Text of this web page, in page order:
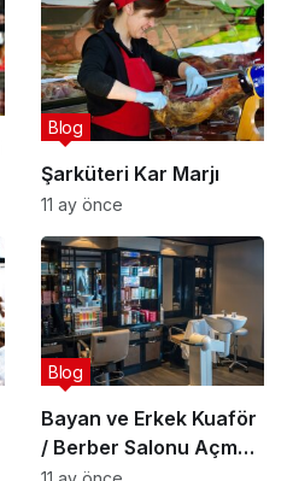
Şarküteri Kar Marjı
Blog
11 ay önce
Bayan ve Erkek Kuaför
/ Berber Salonu Açmak
| Nasıl Açılır ve Maliyeti
Blog